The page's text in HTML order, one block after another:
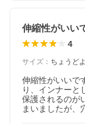
伸縮性がいい
4
サイズ ： ちょうど
伸縮性がいいで
り、インナーと
保護されるのが
まいましたが、